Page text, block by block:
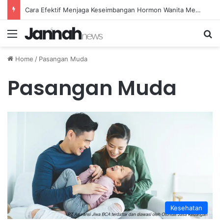
Cara Efektif Menjaga Keseimbangan Hormon Wanita Menjelang Menopause
Menu
Home / Pasangan Muda
Pasangan Muda
Kesehatan